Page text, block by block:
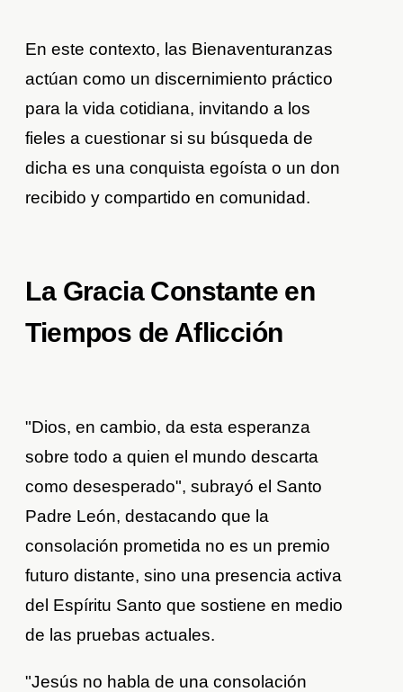
En este contexto, las Bienaventuranzas
actúan como un discernimiento práctico
para la vida cotidiana, invitando a los
fieles a cuestionar si su búsqueda de
dicha es una conquista egoísta o un don
recibido y compartido en comunidad.
La Gracia Constante en
Tiempos de Aflicción
"Dios, en cambio, da esta esperanza
sobre todo a quien el mundo descarta
como desesperado", subrayó el Santo
Padre León, destacando que la
consolación prometida no es un premio
futuro distante, sino una presencia activa
del Espíritu Santo que sostiene en medio
de las pruebas actuales.
"Jesús no habla de una consolación